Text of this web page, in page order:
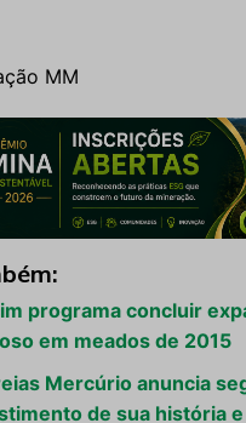
MM
programa concluir
em meados de 2015
Mercúrio anuncia
de sua história